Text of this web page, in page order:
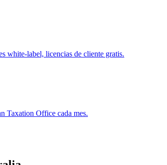
white-label, licencias de cliente gratis.
Taxation Office cada mes.